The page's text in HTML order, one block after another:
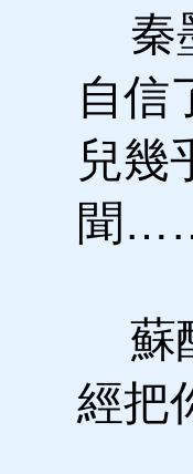
秦
自信
兒幾
聞
蘇
經